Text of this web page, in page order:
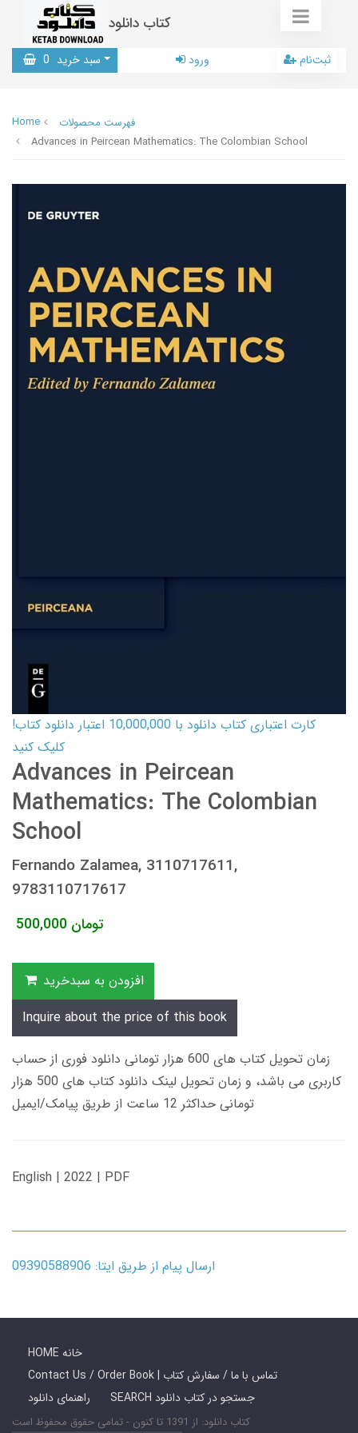
کتاب دانلود
سبد خرید 0 ورود ثبت‌نام
Home
فهرست محصولات
Advances in Peircean Mathematics: The Colombian School
کارت اعتباری کتاب دانلود با 10,000,000 اعتبار دانلود کتاب!
کلیک کنید
Advances in Peircean
Mathematics: The Colombian
School
Fernando Zalamea, 3110717611,
9783110717617
500,000 تومان
افزودن به سبدخرید
Inquire about the price of this book
زمان تحویل کتاب های 600 هزار تومانی دانلود فوری از حساب
کاربری می باشد، و زمان تحویل لینک دانلود کتاب های 500 هزار
تومانی حداکثر 12 ساعت از طریق پیامک/ایمیل
English | 2022 | PDF
ارسال پیام از طریق ایتا: 09390588906
HOME خانه
Contact Us / Order Book | تماس با ما / سفارش کتاب
راهنمای دانلود
SEARCH جستجو در کتاب دانلود
کتاب دانلود: از 1391 تا کنون - تمامی حقوق محفوظ است